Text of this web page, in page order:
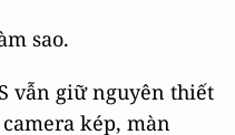
sao.
vẫn giữ nguyên thiết
kép, màn